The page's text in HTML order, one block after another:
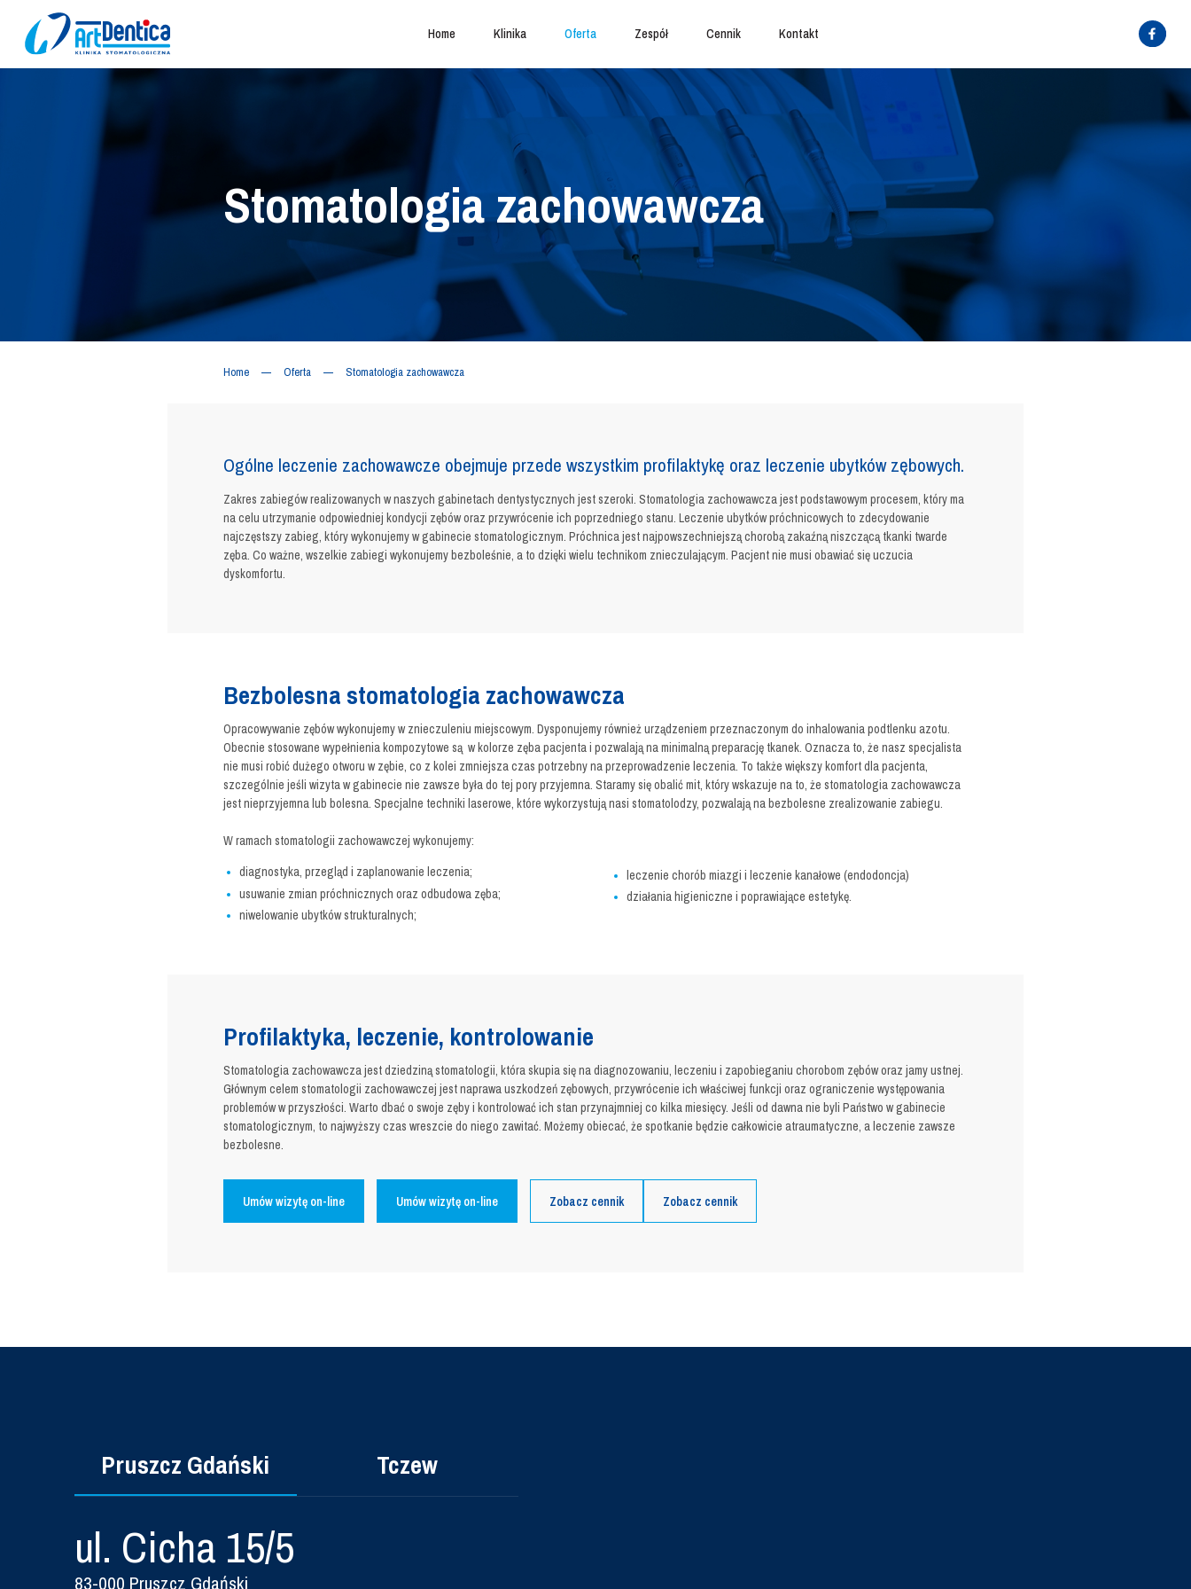
Home Klinika Oferta Zespół Cennik Kontakt
Stomatologia zachowawcza
Home Oferta Stomatologia zachowawcza
Ogólne leczenie zachowawcze obejmuje przede wszystkim profilaktykę oraz leczenie ubytków zębowych.
Zakres zabiegów realizowanych w naszych gabinetach dentystycznych jest szeroki. Stomatologia zachowawcza jest podstawowym procesem, który ma
na celu utrzymanie odpowiedniej kondycji zębów oraz przywrócenie ich poprzedniego stanu. Leczenie ubytków próchnicowych to zdecydowanie
najczęstszy zabieg, który wykonujemy w gabinecie stomatologicznym. Próchnica jest najpowszechniejszą chorobą zakaźną niszczącą tkanki twarde
zęba. Co ważne, wszelkie zabiegi wykonujemy bezboleśnie, a to dzięki wielu technikom znieczulającym. Pacjent nie musi obawiać się uczucia
dyskomfortu.
Bezbolesna stomatologia zachowawcza
Opracowywanie zębów wykonujemy w znieczuleniu miejscowym. Dysponujemy również urządzeniem przeznaczonym do inhalowania podtlenku azotu.
Obecnie stosowane wypełnienia kompozytowe są w kolorze zęba pacjenta i pozwalają na minimalną preparację tkanek. Oznacza to, że nasz specjalista
nie musi robić dużego otworu w zębie, co z kolei zmniejsza czas potrzebny na przeprowadzenie leczenia. To także większy komfort dla pacjenta,
szczególnie jeśli wizyta w gabinecie nie zawsze była do tej pory przyjemna. Staramy się obalić mit, który wskazuje na to, że stomatologia zachowawcza
jest nieprzyjemna lub bolesna. Specjalne techniki laserowe, które wykorzystują nasi stomatolodzy, pozwalają na bezbolesne zrealizowanie zabiegu.
W ramach stomatologii zachowawczej wykonujemy:
diagnostyka, przegląd i zaplanowanie leczenia;
usuwanie zmian próchnicznych oraz odbudowa zęba;
niwelowanie ubytków strukturalnych;
leczenie chorób miazgi i leczenie kanałowe (endodoncja)
działania higieniczne i poprawiające estetykę.
Profilaktyka, leczenie, kontrolowanie
Stomatologia zachowawcza jest dziedziną stomatologii, która skupia się na diagnozowaniu, leczeniu i zapobieganiu chorobom zębów oraz jamy ustnej.
Głównym celem stomatologii zachowawczej jest naprawa uszkodzeń zębowych, przywrócenie ich właściwej funkcji oraz ograniczenie występowania
problemów w przyszłości. Warto dbać o swoje zęby i kontrolować ich stan przynajmniej co kilka miesięcy. Jeśli od dawna nie byli Państwo w gabinecie
stomatologicznym, to najwyższy czas wreszcie do niego zawitać. Możemy obiecać, że spotkanie będzie całkowicie atraumatyczne, a leczenie zawsze
bezbolesne.
Umów wizytę on-line Umów wizytę on-line Zobacz cennik Zobacz cennik
Pruszcz Gdański Tczew
ul. Cicha 15/5
83-000 Pruszcz Gdański